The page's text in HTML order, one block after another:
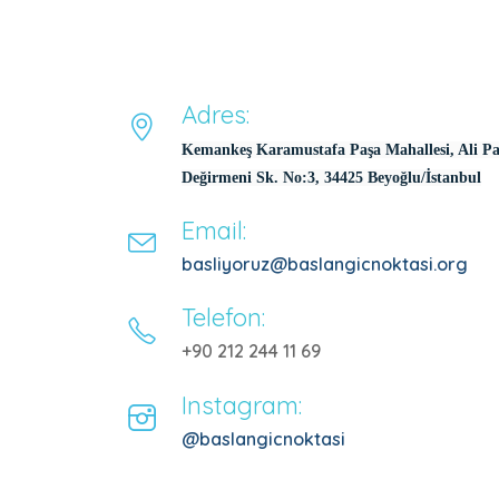
Adres:
Kemankeş Karamustafa Paşa Mahallesi, Ali
Değirmeni Sk. No:3, 34425 Beyoğlu/İstanbul
Email:
basliyoruz@baslangicnoktasi.org
Telefon:
+90 212 244 11 69
Instagram:
@baslangicnoktasi